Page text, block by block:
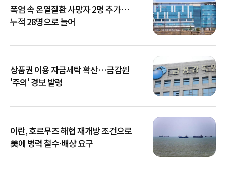
폭염 속 온열질환 사망자 2명 추가…
누적 28명으로 늘어
상품권 이용 자금세탁 확산…금감원
'주의' 경보 발령
이란, 호르무즈 해협 재개방 조건으로
美에 병력 철수·배상 요구